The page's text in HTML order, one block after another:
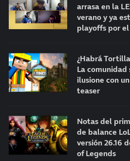
arrasa en la
verano y ya
playoffs por
¿Habrá
La comunidad
ilusione con
teaser
Notas del
de balance
versión 26.16
of Legends